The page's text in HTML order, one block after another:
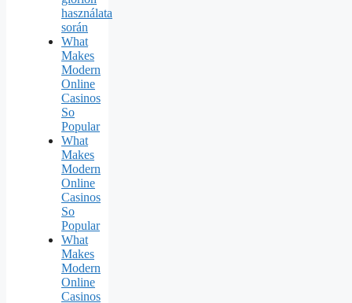
használata
során
What
Makes
Modern
Online
Casinos
So
Popular
What
Makes
Modern
Online
Casinos
So
Popular
What
Makes
Modern
Online
Casinos